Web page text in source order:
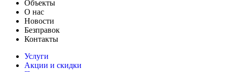
Объекты
О нас
Новости
Безправок
Контакты
Услуги
Акции и скидки